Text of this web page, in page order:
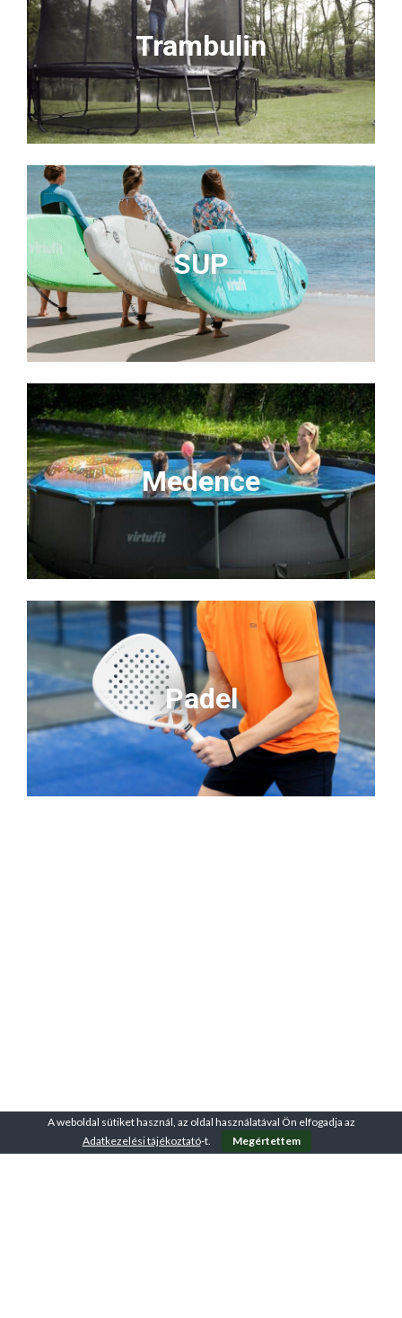
Trambulin
SUP
Medence
Padel
A weboldal sütiket használ, az oldal használatával Ön elfogadja az
Adatkezelési tájékoztató-t. Megértettem